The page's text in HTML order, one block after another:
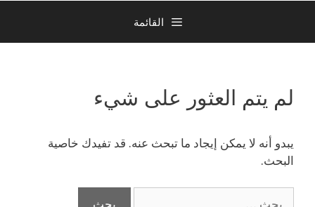
القائمة
لم يتم العثور على شيء
يبدو أنه لا يمكن إيجاد ما تبحث عنه. قد تفيدك خاصية
البحث.